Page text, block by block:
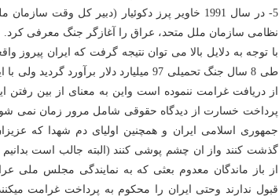
5- در سال 1991 خاویر پرز دکوئیار (دبیر کل
نظامی سازمان ملل متحد، عراق را آغازگر جنگ معرفی کرد.
با توجه به دلایل بالا می توان نتیجه گرفت که ایران پیروز
طی 8 سال جنگ تحمیلی 97 میلیارد دلار
از دریافت غرامت ننموده است واین به معنای از بین
پرداخت خسارت از دیدگاه حقوقی شامل مرور زمان نمی
جمهوری اسلامی ایران و همچنین اولیای دم شهدا که
گذشت کنند واز ان چشم پوشی کنند (البته جالب است بدانیم
از باز ماندگان معدوم بعثی که به نمایندگی مجلس ملی
قبول ندارند وحتی ایران را محکوم به پرداخت غرامت